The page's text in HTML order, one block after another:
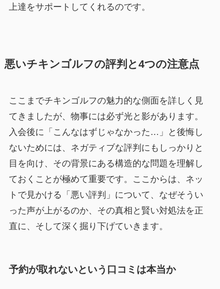
上達をサポートしてくれるのです。
悪いチキンゴルフの評判と4つの注意点
ここまでチキンゴルフの魅力的な側面を詳しく見
てきましたが、物事には必ず光と影があります。
入会後に「こんなはずじゃなかった…」と後悔し
ないためには、ネガティブな評判にもしっかりと
目を向け、その背景にある構造的な問題を理解し
ておくことが極めて重要です。ここからは、ネッ
トで見かける「悪い評判」について、なぜそうい
った声が上がるのか、その真相と賢い対処法を正
直に、そして深く掘り下げていきます。
予約が取れないという口コミは本当か